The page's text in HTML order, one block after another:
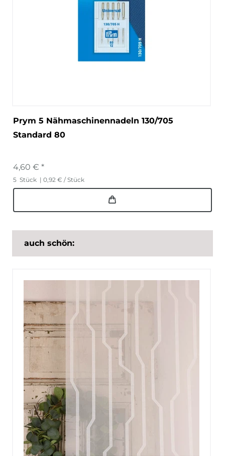
Prym 5 Nähmaschinennadeln 130/705
Standard 80
4,60 € *
5 Stück | 0,92 € / Stück
auch schön: